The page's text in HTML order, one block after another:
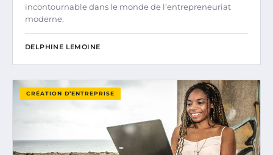
incontournable dans le monde de l’entrepreneuriat
moderne.
DELPHINE LEMOINE
CRÉATION D’ENTREPRISE